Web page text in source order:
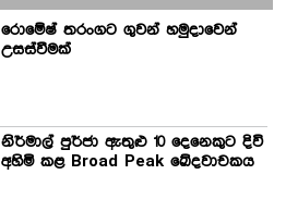
රොමේෂ් තරංගට ගුවන් හමුදාවෙන්
උසස්වීමක්
නිර්මාල් පුර්ජා ඇතුළු 10 දෙනෙකුට දිවි
අහිමි කළ Broad Peak ඛේදවාචකය